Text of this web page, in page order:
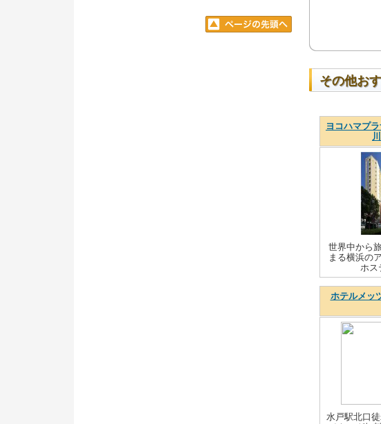
その他お
ヨコハマプ
世界中から
まる横浜の
ホス
ホテルメッ
水戸駅北口